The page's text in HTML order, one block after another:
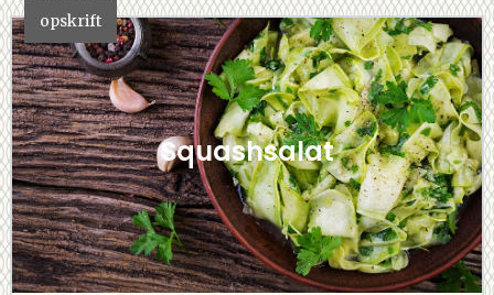
opskrift
Squashsalat